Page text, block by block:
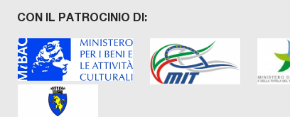
CON IL PATROCINIO DI: